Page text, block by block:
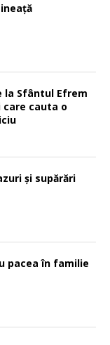
la Sfântul Efrem
care cauta o
și supărări
pacea în familie